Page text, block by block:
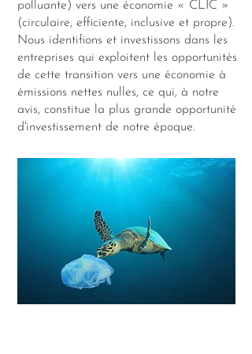
polluante) vers une économie « CLIC »
(circulaire, efficiente, inclusive et propre).
Nous identifions et investissons dans les
entreprises qui exploitent les opportunités
de cette transition vers une économie à
émissions nettes nulles, ce qui, à notre
avis, constitue la plus grande opportunité
d'investissement de notre époque.